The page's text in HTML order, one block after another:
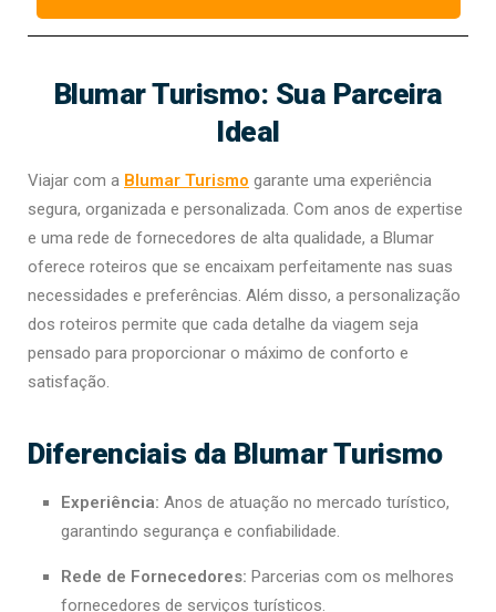
Blumar Turismo: Sua Parceira
Ideal
Viajar com a Blumar Turismo garante uma experiência
segura, organizada e personalizada. Com anos de expertise
e uma rede de fornecedores de alta qualidade, a Blumar
oferece roteiros que se encaixam perfeitamente nas suas
necessidades e preferências. Além disso, a personalização
dos roteiros permite que cada detalhe da viagem seja
pensado para proporcionar o máximo de conforto e
satisfação.
Diferenciais da Blumar Turismo
Experiência: Anos de atuação no mercado turístico,
garantindo segurança e confiabilidade.
Rede de Fornecedores: Parcerias com os melhores
fornecedores de serviços turísticos.